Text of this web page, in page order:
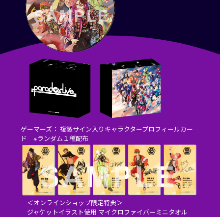
ゲーマーズ： 複製サイン入りキャラクタープロフィールカー
ド ※ランダム１種配布
＜オンラインショップ限定特典＞
ジャケットイラスト使用 マイクロファイバーミニタオル